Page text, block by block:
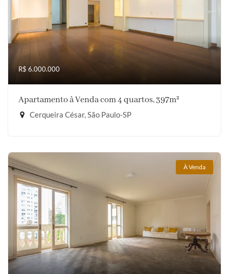
R$ 6.000.000
Apartamento à Venda com 4 quartos, 397m²
Cerqueira César, São Paulo-SP
À Venda